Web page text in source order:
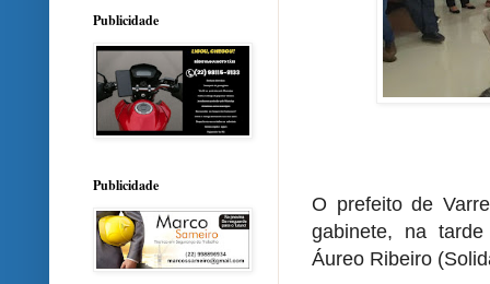
O prefeito de
gabinete, na
Áureo Ribeiro
Publicidade
Publicidade